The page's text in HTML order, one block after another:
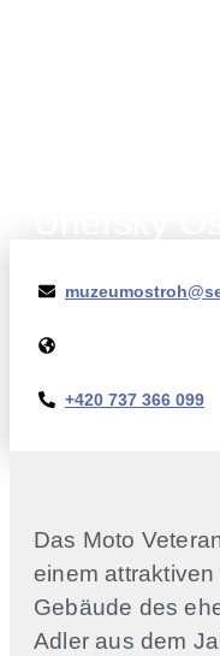
+420 737 366 099
Das Moto
einem
Gebäude des
Adler aus dem